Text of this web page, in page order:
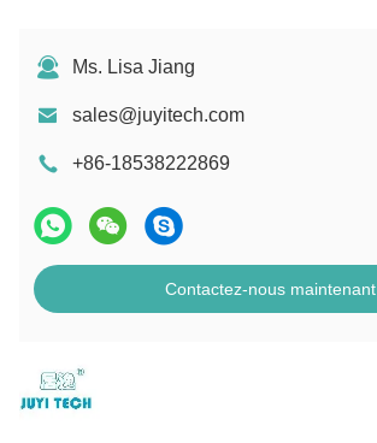
Ms. Lisa Jiang
sales@juyitech.com
+86-18538222869
Contactez-nous maintenant